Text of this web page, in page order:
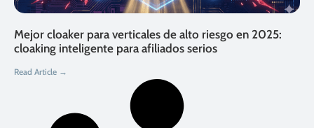
Mejor cloaker para verticales de alto riesgo en 2025:
cloaking inteligente para afiliados serios
Read Article →